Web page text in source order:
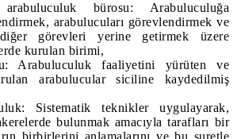
bürosu: Arabuluculuğa
arabulucuları görevlendirmek ve
görevleri yerine getirmek üzere
kurulan birimi,
Arabuluculuk faaliyetini yürüten ve
arabulucular siciline kaydedilmiş
Sistematik teknikler uygulayarak,
bulunmak amacıyla tarafları bir
birbirlerini anlamalarını ve bu suretle